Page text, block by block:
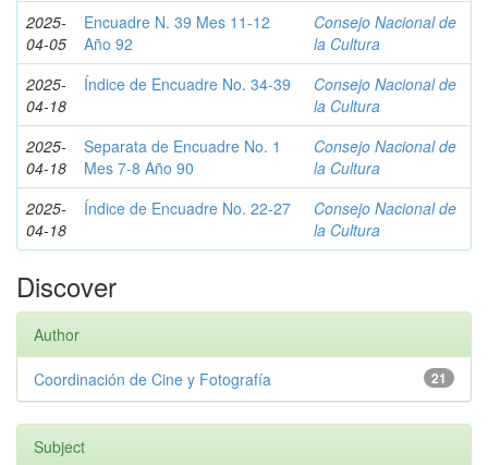
2025-
04-05
Encuadre N. 39 Mes 11-12
Año 92
Consejo Nacional de
la Cultura
2025-
04-18
Índice de Encuadre No. 34-39
Consejo Nacional de
la Cultura
2025-
04-18
Separata de Encuadre No. 1
Mes 7-8 Año 90
Consejo Nacional de
la Cultura
2025-
04-18
Índice de Encuadre No. 22-27
Consejo Nacional de
la Cultura
Discover
Author
21
Coordinación de Cine y Fotografía
Subject